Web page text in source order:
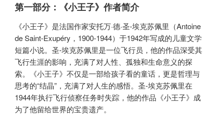
第一部分：《小王子》作者简介
《小王子》是法国作家安托万·德·圣-埃克苏佩里（Antoine
de Saint-Exupéry，1900-1944）于1942年写成的儿童文学
短篇小说。圣-埃克苏佩里是一位飞行员，他的作品深受其
飞行生涯的影响，充满了对人性、孤独和生命意义的探
索。《小王子》不仅是一部给孩子看的童话，更是哲理与
思考的“结晶”，充满了对人生的感悟。圣-埃克苏佩里在
1944年执行飞行侦察任务时失踪，他的作品《小王子》成
为了他留给世界的宝贵遗产。